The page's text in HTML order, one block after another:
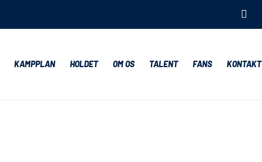
KAMPPLAN HOLDET OM OS TALENT FANS KONTAKT